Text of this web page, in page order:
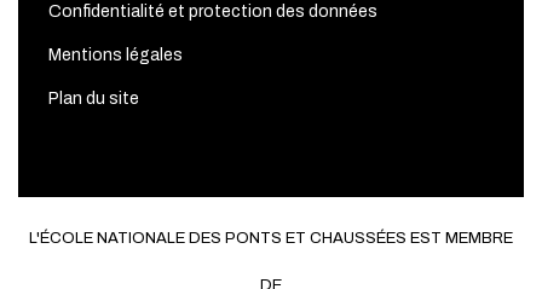
Confidentialité et protection des données
Mentions légales
Plan du site
L'ÉCOLE NATIONALE DES PONTS ET CHAUSSÉES EST MEMBRE
DE